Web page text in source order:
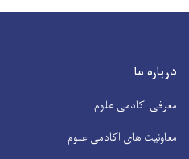
درباره ما
معرفی اکادمی علوم
معاونیت های اکادمی علوم